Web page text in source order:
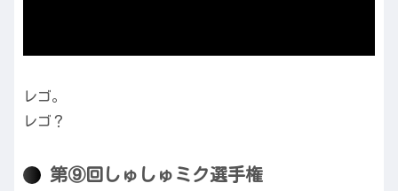
レゴ。
レゴ？
第⑨回しゅしゅミク選手権